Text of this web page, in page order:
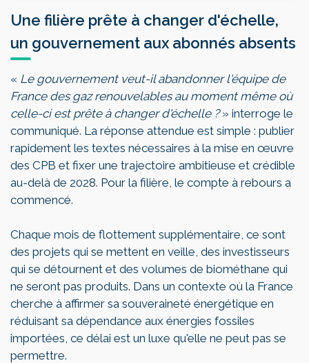
Une filière prête à changer d'échelle,
un gouvernement aux abonnés absents
« Le gouvernement veut-il abandonner l'équipe de
France des gaz renouvelables au moment même où
celle-ci est prête à changer d'échelle ?» interroge le
communiqué. La réponse attendue est simple : publier
rapidement les textes nécessaires à la mise en œuvre
des CPB et fixer une trajectoire ambitieuse et crédible
au-delà de 2028. Pour la filière, le compte à rebours a
commencé.
Chaque mois de flottement supplémentaire, ce sont
des projets qui se mettent en veille, des investisseurs
qui se détournent et des volumes de biométhane qui
ne seront pas produits. Dans un contexte où la France
cherche à affirmer sa souveraineté énergétique en
réduisant sa dépendance aux énergies fossiles
importées, ce délai est un luxe qu'elle ne peut pas se
permettre.